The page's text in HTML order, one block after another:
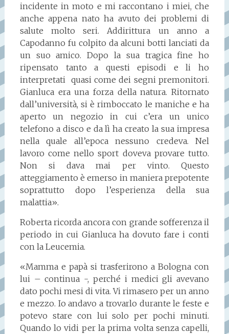
incidente in moto e mi raccontano i miei, che
anche appena nato ha avuto dei problemi di
salute molto seri. Addirittura un anno a
Capodanno fu colpito da alcuni botti lanciati da
un suo amico. Dopo la sua tragica fine ho
ripensato tanto a questi episodi e li ho
interpretati quasi come dei segni premonitori.
Gianluca era una forza della natura. Ritornato
dall’università, si è rimboccato le maniche e ha
aperto un negozio in cui c’era un unico
telefono a disco e da lì ha creato la sua impresa
nella quale all’epoca nessuno credeva. Nel
lavoro come nello sport doveva provare tutto.
Non si dava mai per vinto. Questo
atteggiamento è emerso in maniera prepotente
soprattutto dopo l’esperienza della sua
malattia».
Roberta ricorda ancora con grande sofferenza il
periodo in cui Gianluca ha dovuto fare i conti
con la Leucemia.
«Mamma e papà si trasferirono a Bologna con
lui – continua -, perché i medici gli avevano
dato pochi mesi di vita. Vi rimasero per un anno
e mezzo. Io andavo a trovarlo durante le feste e
potevo stare con lui solo per pochi minuti.
Quando lo vidi per la prima volta senza capelli,